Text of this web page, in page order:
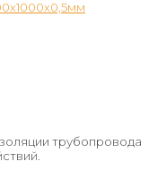
трубопровода